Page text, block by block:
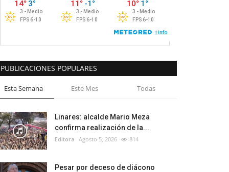
PUBLICACIONES POPULARES
Esta Semana Este Mes Todas
Linares: alcalde Mario Meza
confirma realización de la...
Editora Agosto 5, 2026 814
Pesar por deceso de diácono